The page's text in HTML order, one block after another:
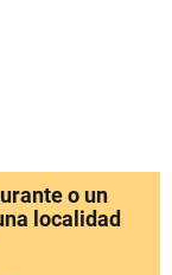
o un
localidad